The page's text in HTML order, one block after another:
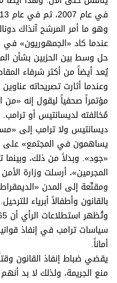
في عام 2007، ثم في عام 2013.
عندما كاد «الجمهوريون»
حل وسط بين الحزبين بشأن
يُعد أيضاً من أكثر شرفاء
وعندما أثارت تصريحاته
مؤتمراً صحفياً ليقول إنه
مُخالفته لديسانتيس أو
ديسانتيس ولا ترامب إلى
يساهمون في المجتمع» على
«جود». وبدلاً من ذلك،
المجرمين»، أرسلت وزارة
ومقنّعة إلى المدن
بالقانون وأطفالاً أبرياء للترحيل.
سياسات ترامب في إنفاذ
أماناً.
يقضي ضباط إنفاذ القانون
منع الجريمة، ولذلك لا بد